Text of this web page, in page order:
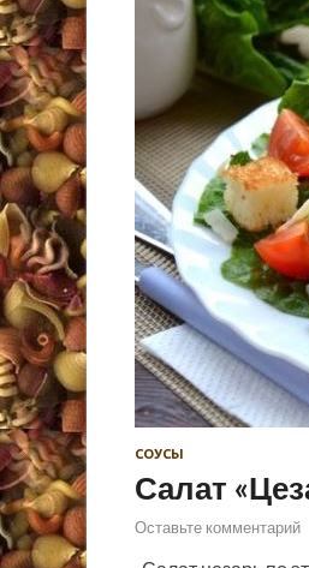
СОУСЫ
Салат
Оставьте комментарий